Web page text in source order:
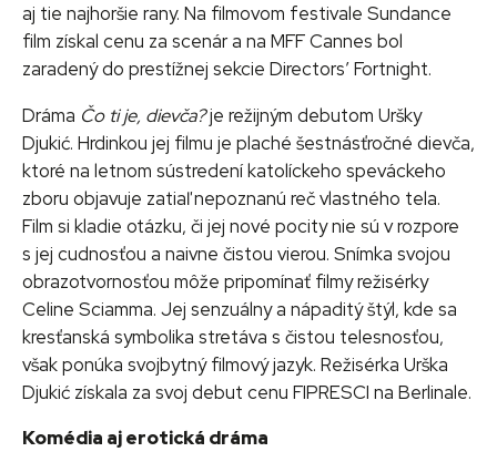
aj tie najhoršie rany. Na filmovom festivale Sundance
film získal cenu za scenár a na MFF Cannes bol
zaradený do prestížnej sekcie Directors’ Fortnight.
Dráma Čo ti je, dievča?je režijným debutom Uršky
Djukić. Hrdinkou jej filmu je plaché šestnásťročné dievča,
ktoré na letnom sústredení katolíckeho speváckeho
zboru objavuje zatiaľ nepoznanú reč vlastného tela.
Film si kladie otázku, či jej nové pocity nie sú v rozpore
s jej cudnosťou a naivne čistou vierou. Snímka svojou
obrazotvornosťou môže pripomínať filmy režisérky
Celine Sciamma. Jej senzuálny a nápaditý štýl, kde sa
kresťanská symbolika stretáva s čistou telesnosťou,
však ponúka svojbytný filmový jazyk. Režisérka Urška
Djukić získala za svoj debut cenu FIPRESCI na Berlinale.
Komédia aj erotická dráma